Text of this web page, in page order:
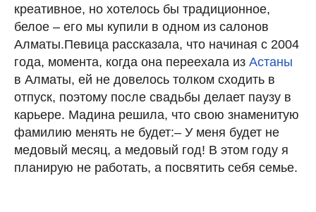
креативное, но хотелось бы традиционное,
белое – его мы купили в одном из салонов
Алматы.Певица рассказала, что начиная с 2004
года, момента, когда она переехала из Астаны
в Алматы, ей не довелось толком сходить в
отпуск, поэтому после свадьбы делает паузу в
карьере. Мадина решила, что свою знаменитую
фамилию менять не будет:– У меня будет не
медовый месяц, а медовый год! В этом году я
планирую не работать, а посвятить себя семье.